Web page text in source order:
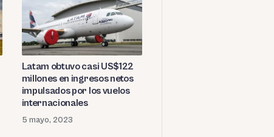
Latam obtuvo casi US$122
millones en ingresos netos
impulsados por los vuelos
internacionales
5 mayo, 2023